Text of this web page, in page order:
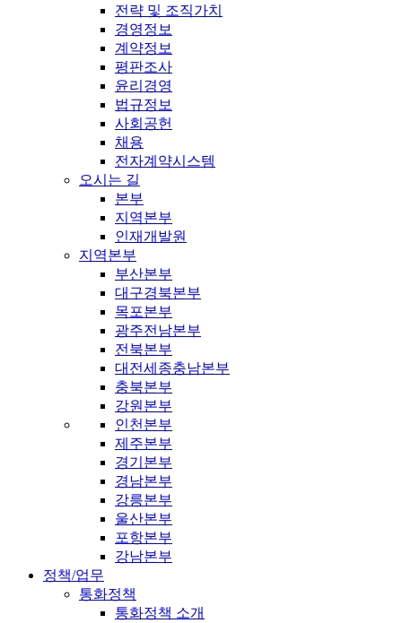
전략 및 조직가치
경영정보
계약정보
평판조사
윤리경영
법규정보
사회공헌
채용
전자계약시스템
오시는 길
본부
지역본부
인재개발원
지역본부
부산본부
대구경북본부
목포본부
광주전남본부
전북본부
대전세종충남본부
충북본부
강원본부
인천본부
제주본부
경기본부
경남본부
강릉본부
울산본부
포항본부
강남본부
정책/업무
통화정책
통화정책 소개